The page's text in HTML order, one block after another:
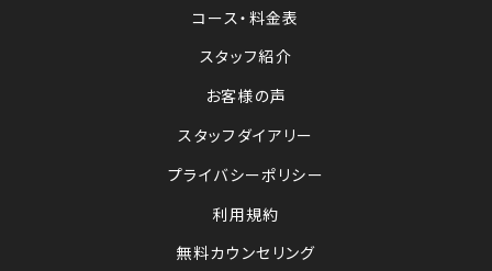
コース・料金表
スタッフ紹介
お客様の声
スタッフダイアリー
プライバシーポリシー
利用規約
無料カウンセリング